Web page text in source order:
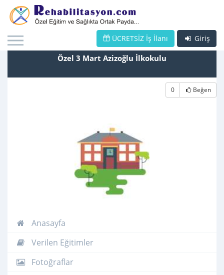
Giriş
ÜCRETSİZ İş İlanı
Özel 3 Mart Azizoğlu İlkokulu
0 Beğen
Anasayfa
Verilen Eğitimler
Fotoğraflar